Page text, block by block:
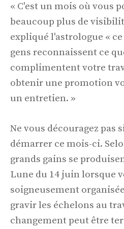
« C'est un mois où vous
beaucoup plus de
expliqué l'astrologue «
gens reconnaissent ce
complimentent votre
obtenir une promotion
un entretien. »
Ne vous découragez pas
démarrer ce mois-ci.
grands gains se
Lune du 14 juin lorsque
soigneusement
gravir les échelons au
changement peut être